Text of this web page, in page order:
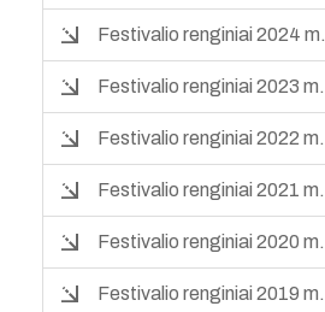
Festivalio renginiai 2024 m.
Festivalio renginiai 2023 m.
Festivalio renginiai 2022 m.
Festivalio renginiai 2021 m.
Festivalio renginiai 2020 m.
Festivalio renginiai 2019 m.